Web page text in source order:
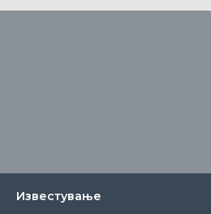
Известувањe